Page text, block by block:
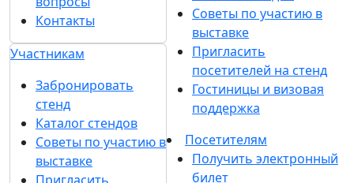
Контакты
Участникам
Забронировать
стенд
Каталог стендов
Советы по участию в
выставке
Советы по участию в
выставке
Пригласить
посетителей на стенд
Гостиницы и визовая
поддержка
Посетителям
Получить электронный
билет